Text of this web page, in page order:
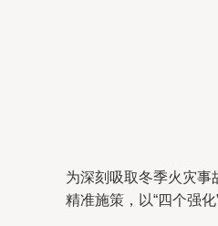
为深刻吸取冬季火灾事
精准施策，以“四个强